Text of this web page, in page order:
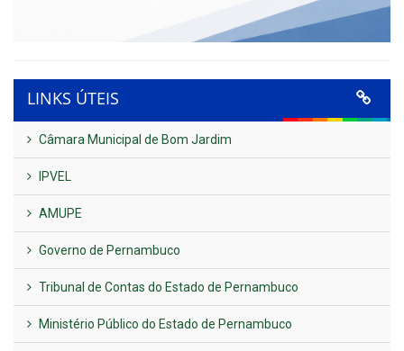
LINKS ÚTEIS
Câmara Municipal de Bom Jardim
IPVEL
AMUPE
Governo de Pernambuco
Tribunal de Contas do Estado de Pernambuco
Ministério Público do Estado de Pernambuco